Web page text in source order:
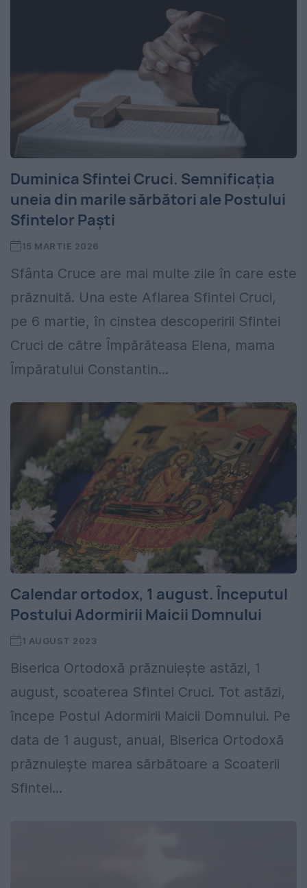
Duminica Sfintei Cruci. Semnificația
uneia din marile sărbători ale Postului
Sfintelor Paști
15 MARTIE 2026
Sfânta Cruce are mai multe zile în care este
prăznuită. Una este Aflarea Sfintei Cruci,
pe 6 martie, în cinstea descoperirii Sfintei
Cruci de către Împărăteasa Elena, mama
Împăratului Constantin...
Calendar ortodox, 1 august. Începutul
Postului Adormirii Maicii Domnului
1 AUGUST 2023
Biserica Ortodoxă prăznuiește astăzi, 1
august, scoaterea Sfintei Cruci. Tot astăzi,
începe Postul Adormirii Maicii Domnului. Pe
data de 1 august, anual, Biserica Ortodoxă
prăznuiește marea sărbătoare a Scoaterii
Sfintei...